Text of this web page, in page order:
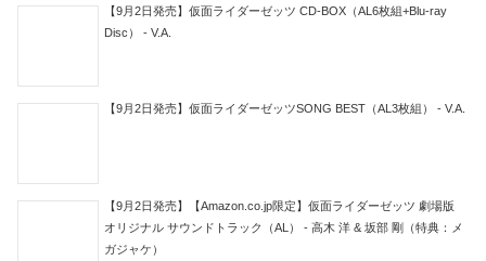
【9月2日発売】仮面ライダーゼッツ CD-BOX（AL6枚組+Blu-ray
Disc） - V.A.
【9月2日発売】仮面ライダーゼッツSONG BEST（AL3枚組） - V.A.
【9月2日発売】【Amazon.co.jp限定】仮面ライダーゼッツ 劇場版
オリジナル サウンドトラック（AL） - 高木 洋 & 坂部 剛（特典：メ
ガジャケ）